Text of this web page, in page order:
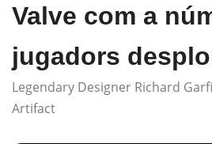
Valve com a
jugadors
Legendary Designer Richard
Artifact